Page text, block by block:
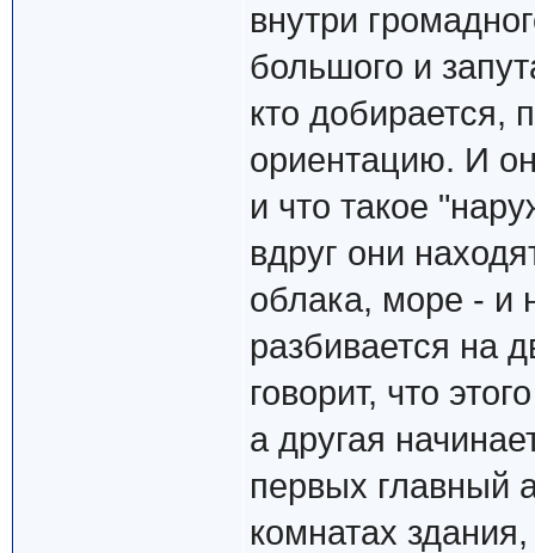
внутри
большого и
кто добирается,
ориентацию. И
и что такое
вдруг они
облака, море - и
разбивается на
говорит, что
а другая
первых главный
комнатах